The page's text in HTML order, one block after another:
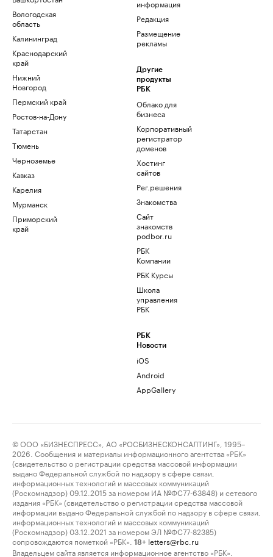
Вологодская
область
Калининград
Краснодарский
край
Нижний
Новгород
Пермский край
Ростов-на-Дону
Татарстан
Тюмень
Черноземье
Кавказ
Карелия
Мурманск
Приморский
край
информация
Редакция
Размещение
рекламы
Другие
продукты
РБК
Облако для
бизнеса
Корпоративный
регистратор
доменов
Хостинг
сайтов
Рег.решения
Знакомства
Сайт
знакомств
podbor.ru
РБК
Компании
РБК Курсы
Школа
управления
РБК
РБК
Новости
iOS
Android
AppGallery
© ООО «БИЗНЕСПРЕСС», АО «РОСБИЗНЕСКОНСАЛТИНГ», 1995–
2026. Сообщения и материалы информационного агентства «РБК»
(свидетельство о регистрации средства массовой информации
выдано Федеральной службой по надзору в сфере связи,
информационных технологий и массовых коммуникаций
(Роскомнадзор) 09.12.2015 за номером ИА №ФС77-63848) и сетевого
издания «РБК» (свидетельство о регистрации средства массовой
информации выдано Федеральной службой по надзору в сфере связи,
информационных технологий и массовых коммуникаций
(Роскомнадзор) 03.12.2021 за номером ЭЛ №ФС77-82385)
сопровождаются пометкой «РБК».
18+ letters@rbc.ru
Владельцем сайта является информационное агентство «РБК».